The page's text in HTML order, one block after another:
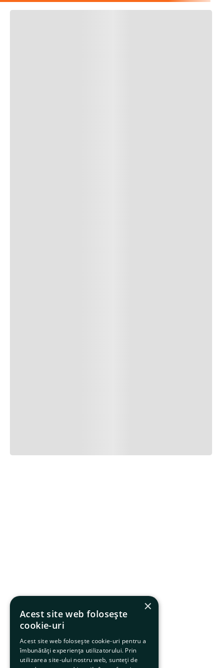
×
Acest site web folosește
cookie-uri
Acest site web folosește cookie-uri pentru a
îmbunătăți experiența utilizatorului. Prin
utilizarea site-ului nostru web, sunteți de